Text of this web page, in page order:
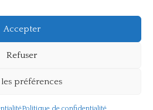
Accepter
Refuser
préférences